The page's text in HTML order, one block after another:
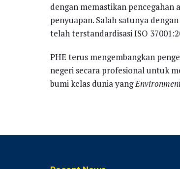
dengan memastikan pencegahan
penyuapan. Salah satunya
telah terstandardisasi ISO
PHE terus mengembangkan
negeri secara profesional untuk
bumi kelas dunia yang